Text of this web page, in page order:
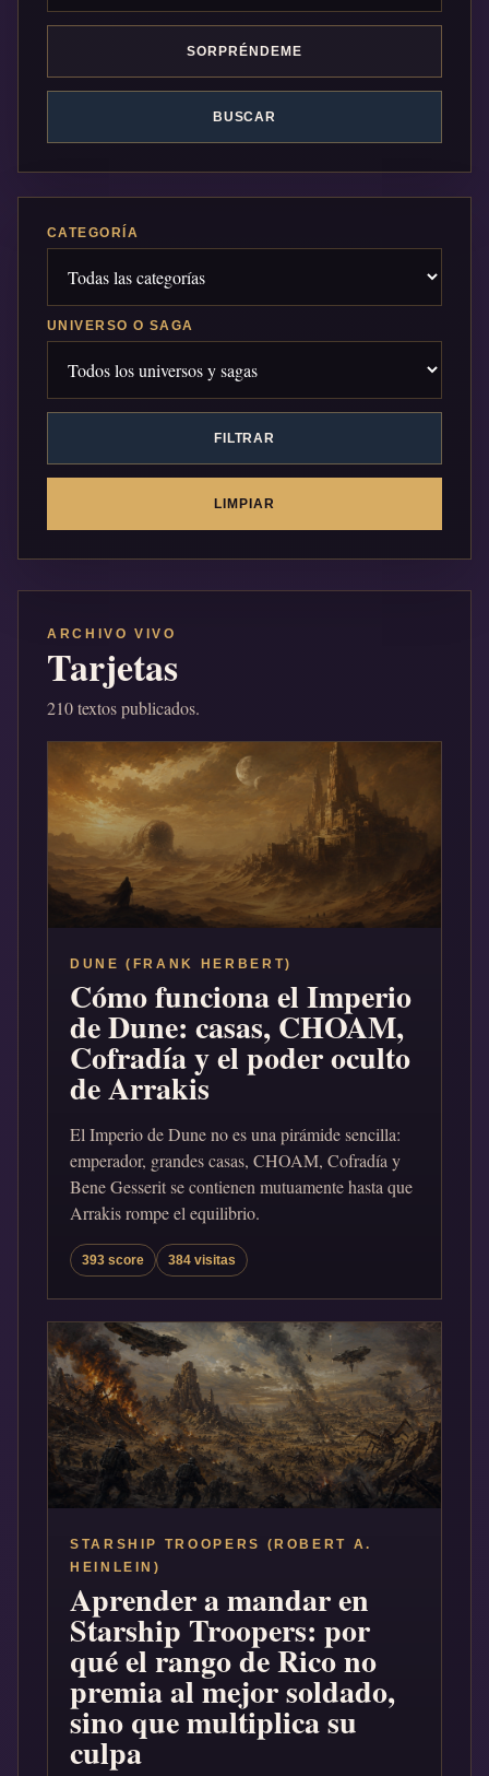
SORPRÉNDEME
BUSCAR
CATEGORÍA
UNIVERSO O SAGA
FILTRAR
LIMPIAR
ARCHIVO VIVO
Tarjetas
210 textos publicados.
DUNE (FRANK HERBERT)
Cómo funciona el Imperio
de Dune: casas, CHOAM,
Cofradía y el poder oculto
de Arrakis
El Imperio de Dune no es una pirámide sencilla:
emperador, grandes casas, CHOAM, Cofradía y
Bene Gesserit se contienen mutuamente hasta que
Arrakis rompe el equilibrio.
393 score 384 visitas
STARSHIP TROOPERS (ROBERT A.
HEINLEIN)
Aprender a mandar en
Starship Troopers: por
qué el rango de Rico no
premia al mejor soldado,
sino que multiplica su
culpa